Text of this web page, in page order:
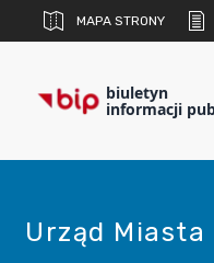
MAPA STRONY
biuletyn
informacji
Urząd Miasta